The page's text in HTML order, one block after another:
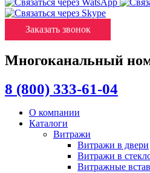
Заказать звонок
Многоканальный
8 (800) 333-61-04
О компании
Каталоги
Витражи
Витражи в двери
Витражи в
Витражные